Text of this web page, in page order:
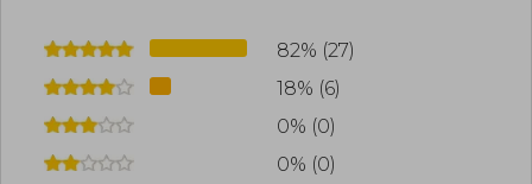
82% (27)
18% (6)
0% (0)
0% (0)